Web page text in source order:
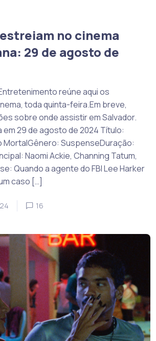
no cinema
29 de agosto de
reúne aqui os
toda quinta-feira.Em breve,
sobre onde assistir em Salvador.
em 29 de agosto de 2024 Título:
MortalGênero: SuspenseDuração:
Naomi Ackie, Channing Tatum,
Quando a agente do FBI Lee Harker
caso […]
16